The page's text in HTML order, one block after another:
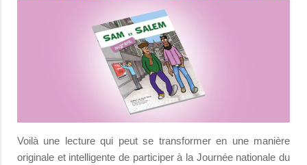
Voilà une lecture qui peut se transformer en une manière
originale et intelligente de participer à la Journée nationale du